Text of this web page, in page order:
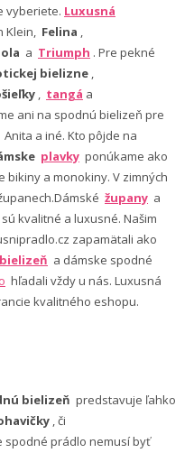
vyberiete. Luxusná
Klein, Felina ,
a Triumph . Pre pekné
bielizne ,
, tangá a
ani na spodnú bielizeň pre
Anita a iné. Kto pôjde na
plavky ponúkame ako
a monokiny. V zimných
župany a
kvalitné a luxusné. Našim
zapamätali ako
a dámske spodné
hľadali vždy u nás. Luxusná
kvalitného eshopu.
bielizeň predstavuje ľahko
, či
spodné prádlo nemusí byť